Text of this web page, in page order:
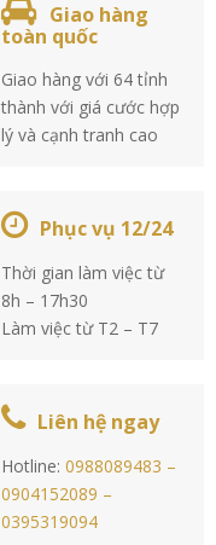
Giao hàng
toàn quốc
Giao hàng với 64 tỉnh
thành với giá cước hợp
lý và cạnh tranh cao
Phục vụ 12/24
Thời gian làm việc từ
8h – 17h30
Làm việc từ T2 – T7
Liên hệ ngay
Hotline:0988089483 –
0904152089 –
0395319094